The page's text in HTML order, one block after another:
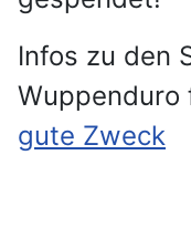
Infos zu den
Wuppenduro
gute Zweck